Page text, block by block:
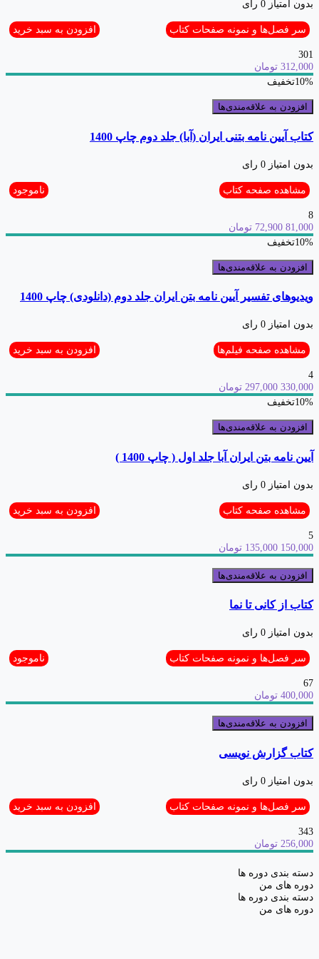
بدون امتیاز 0 رای
سر فصل‌ها و نمونه صفحات کتاب افزودن به سبد خرید
301
312,000 تومان
10%تخفیف
افزودن به علاقه‌مندی‌ها
کتاب آیین نامه بتنی ایران (آبا) جلد دوم چاپ 1400
بدون امتیاز 0 رای
مشاهده صفحه‌ کتاب ناموجود
8
81,000 72,900 تومان
10%تخفیف
افزودن به علاقه‌مندی‌ها
ویدیوهای تفسیر آیین نامه بتن ایران جلد دوم (دانلودی) چاپ 1400
بدون امتیاز 0 رای
مشاهده صفحه فیلم‌ها افزودن به سبد خرید
4
330,000 297,000 تومان
10%تخفیف
افزودن به علاقه‌مندی‌ها
آیین نامه بتن ایران آبا جلد اول ( چاپ 1400 )
بدون امتیاز 0 رای
مشاهده صفحه کتاب افزودن به سبد خرید
5
150,000 135,000 تومان
افزودن به علاقه‌مندی‌ها
کتاب از کانی تا نما
بدون امتیاز 0 رای
سر فصل‌ها و نمونه صفحات کتاب ناموجود
67
400,000 تومان
افزودن به علاقه‌مندی‌ها
کتاب گزارش نویسی
بدون امتیاز 0 رای
سر فصل‌ها و نمونه صفحات کتاب افزودن به سبد خرید
343
256,000 تومان
دسته بندی دوره ها
دوره های من
دسته بندی دوره ها
دوره های من